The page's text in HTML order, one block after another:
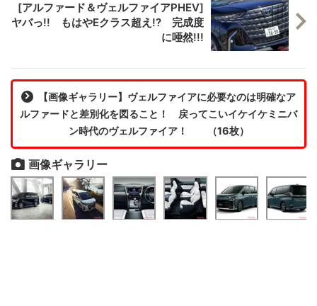
[アルファード＆ヴェルファイアPHEV]
ヤバっ!! もはやEクラス超え!? 完成度
に唖然!!!
【画像ギャラリー】ヴェルファイアに必要なのは明確なア
ルファードと差別化を図ること！ 戻ってこいイケイケミニバ
ン時代のヴェルファイア！ （16枚）
画像ギャラリー